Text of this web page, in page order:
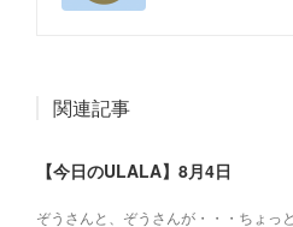
関連記事
【今日のULALA】8月4日
ぞうさんと、ぞうさんが・・・ちょっ